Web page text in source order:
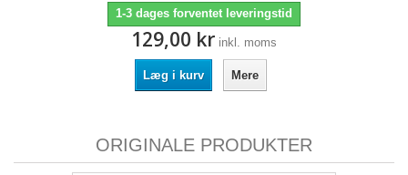
1-3 dages forventet leveringstid
129,00 kr inkl. moms
Læg i kurv Mere
ORIGINALE PRODUKTER